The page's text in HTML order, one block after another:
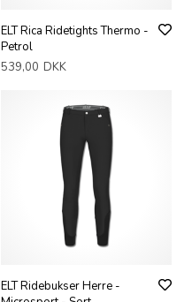
ELT Rica Ridetights Thermo -
Petrol
539,00 DKK
ELT Ridebukser Herre -